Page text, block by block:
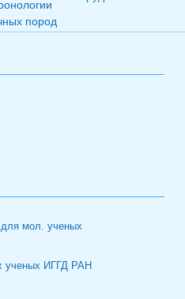
пород
мол. ученых
ученых ИГГД РАН